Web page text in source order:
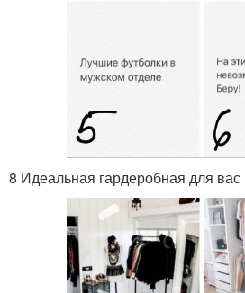
8 Идеальная гардеробная для вас